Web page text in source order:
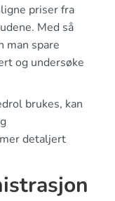
priser fra
Med så
man spare
og undersøke
brukes, kan
detaljert